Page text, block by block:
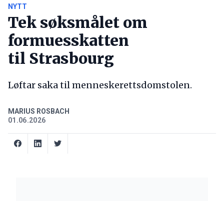
NYTT
Tek søksmålet om
formuesskatten
til Strasbourg
Løftar saka til menneskerettsdomstolen.
MARIUS ROSBACH
01.06.2026